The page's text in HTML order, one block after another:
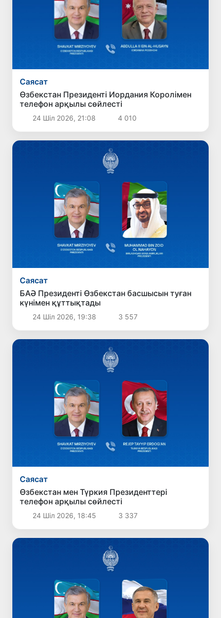
Саясат
Өзбекстан Президенті Иордания Королімен
телефон арқылы сөйлесті
24 Шіл 2026, 21:08 4 010
Саясат
БАӘ Президенті Өзбекстан басшысын туған
күнімен құттықтады
24 Шіл 2026, 19:38 3 557
Саясат
Өзбекстан мен Түркия Президенттері
телефон арқылы сөйлесті
24 Шіл 2026, 18:45 3 337